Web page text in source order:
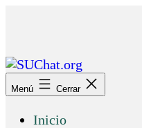
SUChat.org
Menú Cerrar
Inicio